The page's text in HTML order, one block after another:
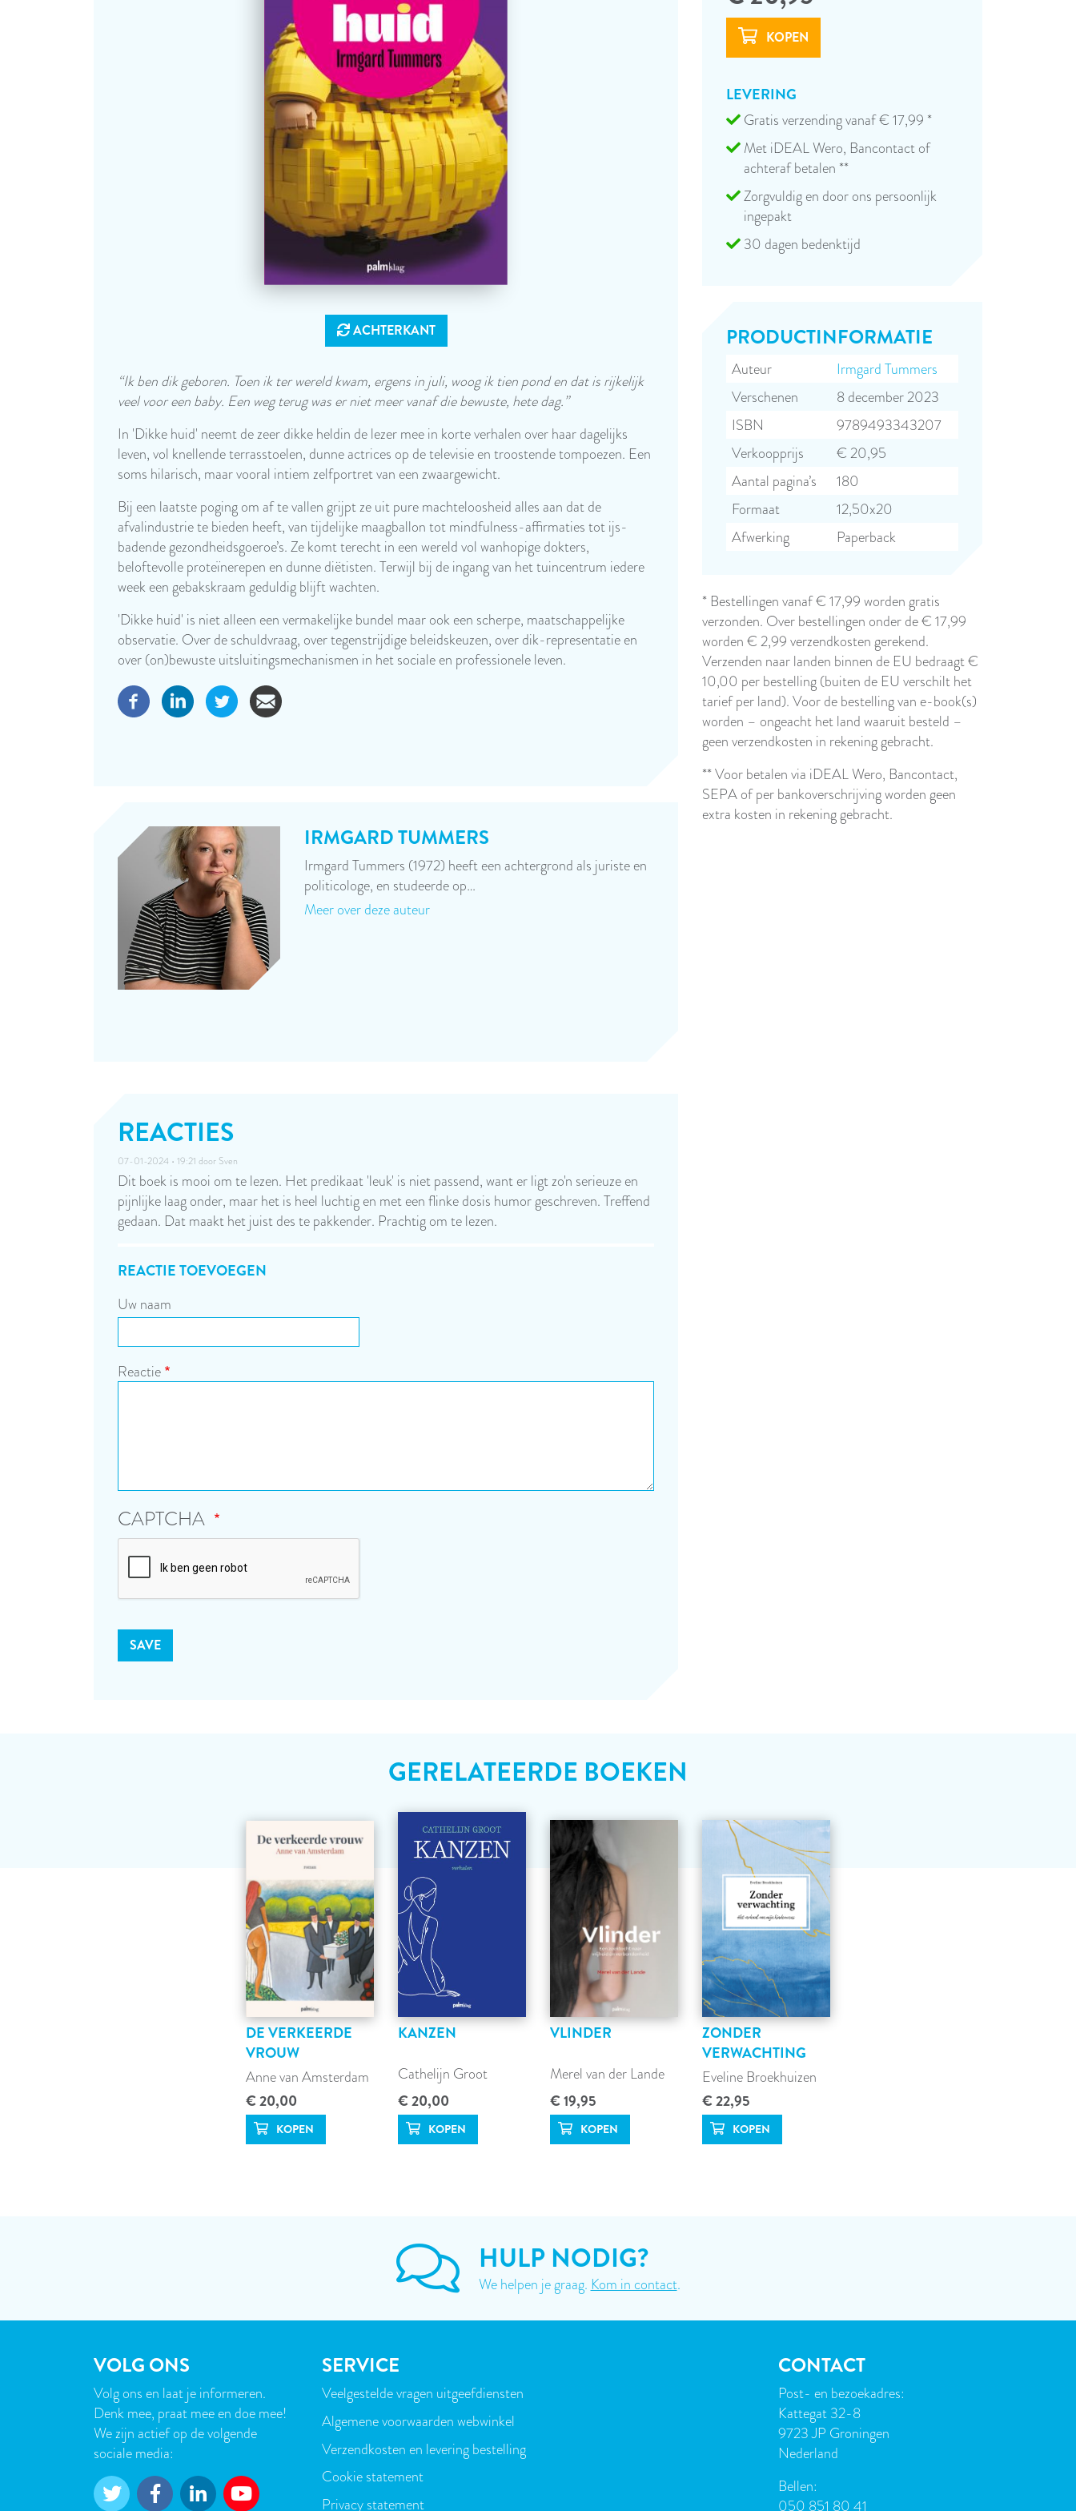
ACHTERKANT
“Ik ben dik geboren. Toen ik ter wereld kwam, ergens in juli, woog ik tien pond en dat is rijkelijk
veel voor een baby. Een weg terug was er niet meer vanaf die bewuste, hete dag.”
In 'Dikke huid' neemt de zeer dikke heldin de lezer mee in korte verhalen over haar dagelijks
leven, vol knellende terrasstoelen, dunne actrices op de televisie en troostende tompoezen. Een
soms hilarisch, maar vooral intiem zelfportret van een zwaargewicht.
Bij een laatste poging om af te vallen grijpt ze uit pure machteloosheid alles aan dat de
afvalindustrie te bieden heeft, van tijdelijke maagballon tot mindfulness-affirmaties tot ijs-
badende gezondheidsgoeroe’s. Ze komt terecht in een wereld vol wanhopige dokters,
beloftevolle proteïnerepen en dunne diëtisten. Terwijl bij de ingang van het tuincentrum iedere
week een gebakskraam geduldig blijft wachten.
'Dikke huid' is niet alleen een vermakelijke bundel maar ook een scherpe, maatschappelijke
observatie. Over de schuldvraag, over tegenstrijdige beleidskeuzen, over dik-representatie en
over (on)bewuste uitsluitingsmechanismen in het sociale en professionele leven.
IRMGARD TUMMERS
Irmgard Tummers (1972) heeft een achtergrond als juriste en
politicologe, en studeerde op…
Meer over deze auteur
REACTIES
07-01-2024 • 19:21 door Sven
Dit boek is mooi om te lezen. Het predikaat 'leuk' is niet passend, want er ligt zo'n serieuze en
pijnlijke laag onder, maar het is heel luchtig en met een flinke dosis humor geschreven. Treffend
gedaan. Dat maakt het juist des te pakkender. Prachtig om te lezen.
REACTIE TOEVOEGEN
Uw naam
Reactie
CAPTCHA
LEVERING
Gratis verzending vanaf € 17,99 *
Met iDEAL Wero, Bancontact of
achteraf betalen **
Zorgvuldig en door ons persoonlijk
ingepakt
30 dagen bedenktijd
PRODUCT­INFORMATIE
Auteur
Irmgard Tummers
Verschenen
8 december 2023
ISBN
9789493343207
Verkoopprijs
€ 20,95
Aantal pagina’s
180
Formaat
12,50x20
Afwerking
Paperback
* Bestellingen vanaf € 17,99 worden gratis
verzonden. Over bestellingen onder de € 17,99
worden € 2,99 verzendkosten gerekend.
Verzenden naar landen binnen de EU bedraagt €
10,00 per bestelling (buiten de EU verschilt het
tarief per land). Voor de bestelling van e-book(s)
worden – ongeacht het land waaruit besteld –
geen verzendkosten in rekening gebracht.
** Voor betalen via iDEAL Wero, Bancontact,
SEPA of per bankoverschrijving worden geen
extra kosten in rekening gebracht.
GERELATEERDE BOEKEN
DE VERKEERDE
VROUW
Anne van Amsterdam
€ 20,00
KANZEN
Cathelijn Groot
€ 20,00
VLINDER
Merel van der Lande
€ 19,95
ZONDER
VERWACHTING
Eveline Broekhuizen
€ 22,95
HULP NODIG?
We helpen je graag. Kom in contact.
VOLG ONS
Volg ons en laat je informeren.
Denk mee, praat mee en doe mee!
We zijn actief op de volgende
sociale media:
SERVICE
VOET
Veelgestelde vragen uitgeefdiensten
Algemene voorwaarden webwinkel
Verzendkosten en levering bestelling
Cookie statement
Privacy statement
CONTACT
Post- en bezoekadres:
Kattegat 32-8
9723 JP Groningen
Nederland
Bellen:
050 851 80 41